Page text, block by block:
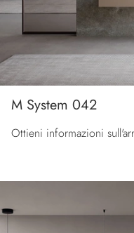
M System 042